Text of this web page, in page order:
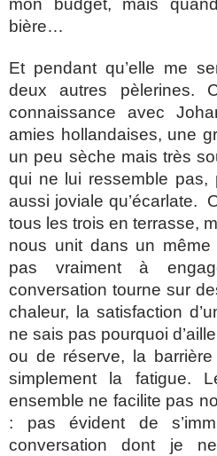
bière…
Et pendant qu’elle me
deux autres pèlerines.
connaissance avec
amies hollandaises, une
un peu sèche mais très
qui ne lui ressemble pas,
aussi joviale qu’écarlate.
tous les trois en terrasse,
nous unit dans un
pas vraiment à
conversation tourne sur
chaleur, la satisfaction
ne sais pas pourquoi
ou de réserve, la
simplement la fatigue.
ensemble ne facilite pas
: pas évident de
conversation dont je